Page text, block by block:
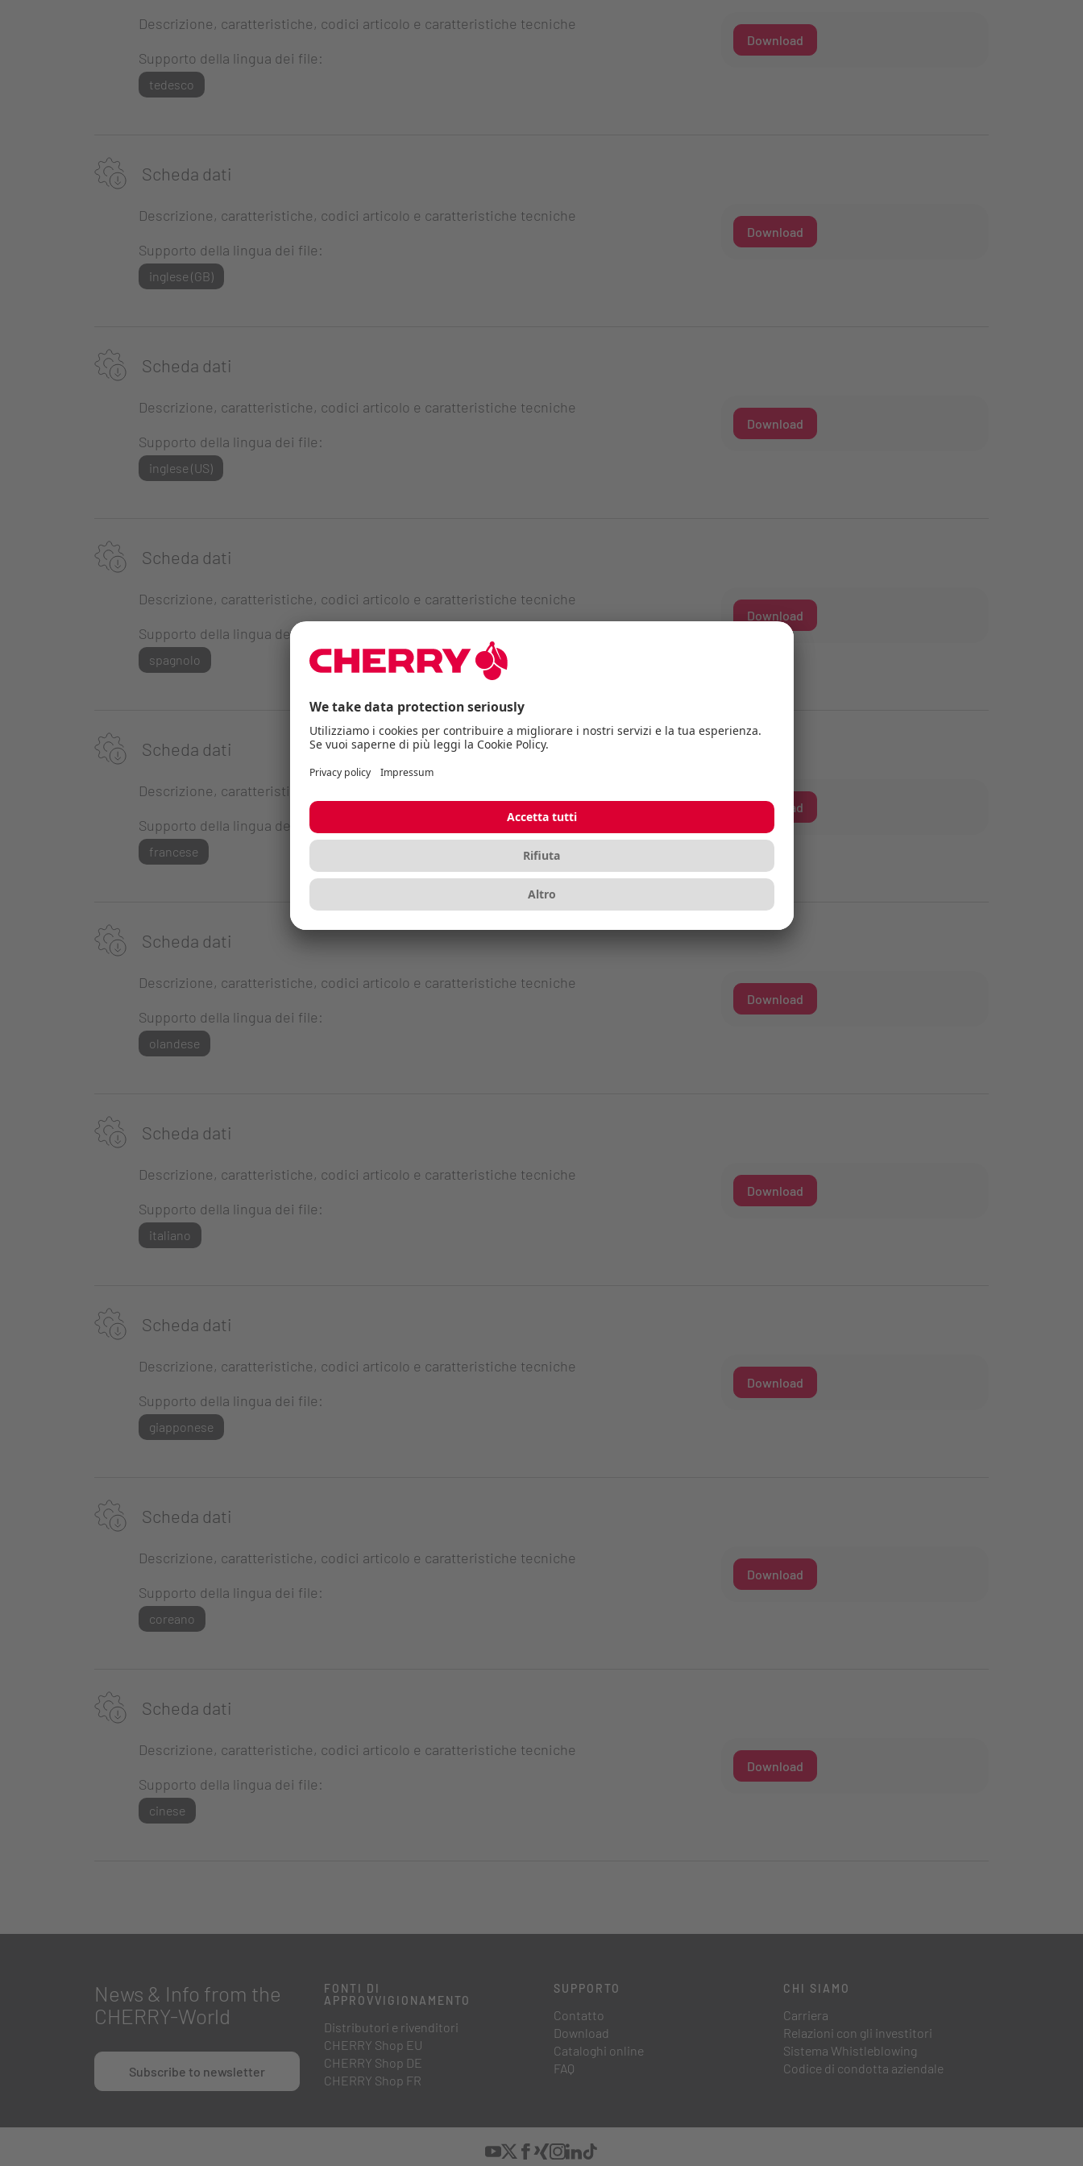
Descrizione, caratteristiche, codici articolo e caratteristiche tecniche
Supporto della lingua dei file:
tedesco
Download
Scheda dati
Descrizione, caratteristiche, codici articolo e caratteristiche tecniche
Supporto della lingua dei file:
inglese (GB)
Download
Scheda dati
Descrizione, caratteristiche, codici articolo e caratteristiche tecniche
Supporto della lingua dei file:
inglese (US)
Download
Scheda dati
Descrizione, caratteristiche, codici articolo e caratteristiche tecniche
Supporto della lingua dei file:
spagnolo
Download
Scheda dati
Descrizione, caratteristiche, codici articolo e caratteristiche tecniche
Supporto della lingua dei file:
francese
Download
Scheda dati
Descrizione, caratteristiche, codici articolo e caratteristiche tecniche
Supporto della lingua dei file:
olandese
Download
Scheda dati
Descrizione, caratteristiche, codici articolo e caratteristiche tecniche
Supporto della lingua dei file:
italiano
Download
Scheda dati
Descrizione, caratteristiche, codici articolo e caratteristiche tecniche
Supporto della lingua dei file:
giapponese
Download
Scheda dati
Descrizione, caratteristiche, codici articolo e caratteristiche tecniche
Supporto della lingua dei file:
coreano
Download
Scheda dati
Descrizione, caratteristiche, codici articolo e caratteristiche tecniche
Supporto della lingua dei file:
cinese
Download
News & Info from the
CHERRY-World
Subscribe to newsletter
FONTI DI
APPROVVIGIONAMENTO
Distributori e rivenditori
CHERRY Shop EU
CHERRY Shop DE
CHERRY Shop FR
SUPPORTO
Contatto
Download
Cataloghi online
FAQ
CHI SIAMO
Carriera
Relazioni con gli investitori
Sistema Whistleblowing
Codice di condotta aziendale